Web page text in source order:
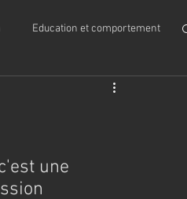
Education et comportement
une